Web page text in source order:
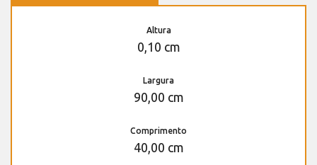
Altura
0,10 cm
Largura
90,00 cm
Comprimento
40,00 cm